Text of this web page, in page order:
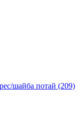
шайба потай (209)